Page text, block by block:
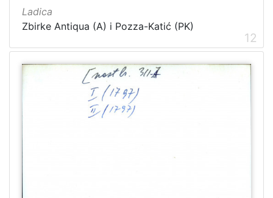
Ladica
Zbirke Antiqua (A) i Pozza-Katić (PK)
12